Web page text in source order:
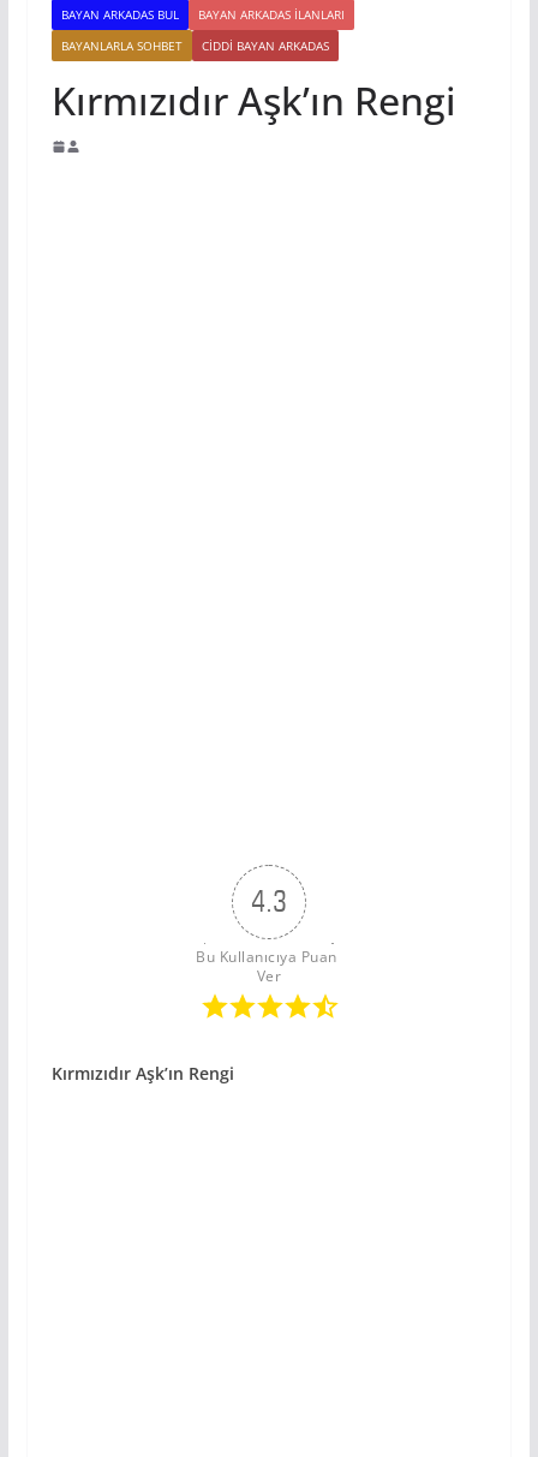
BAYAN ARKADAS BUL
BAYAN ARKADAS ILANLARI
BAYANLARLA SOHBET
CIDDI BAYAN ARKADAS
Kırmızıdır Aşk’ın Rengi
4.3
Bu Kullanıcıya Puan
Ver
Kırmızıdır Aşk’ın Rengi